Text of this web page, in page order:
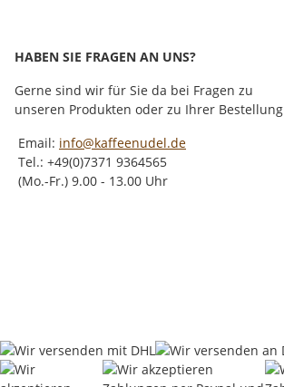
HABEN SIE FRAGEN AN UNS?
Gerne sind wir für Sie da bei Fragen zu
unseren Produkten oder zu Ihrer Bestellung
Email: info@kaffeenudel.de
Tel.: +49(0)7371 9364565
(Mo.-Fr.) 9.00 - 13.00 Uhr